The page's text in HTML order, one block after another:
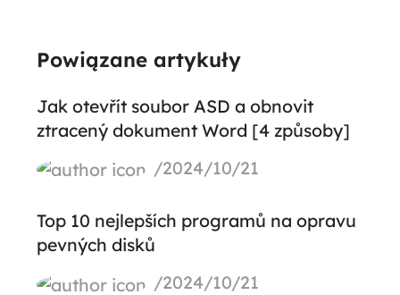
Powiązane artykuły
Jak otevřít soubor ASD a obnovit
ztracený dokument Word [4 způsoby]
/2024/10/21
Top 10 nejlepších programů na opravu
pevných disků
/2024/10/21